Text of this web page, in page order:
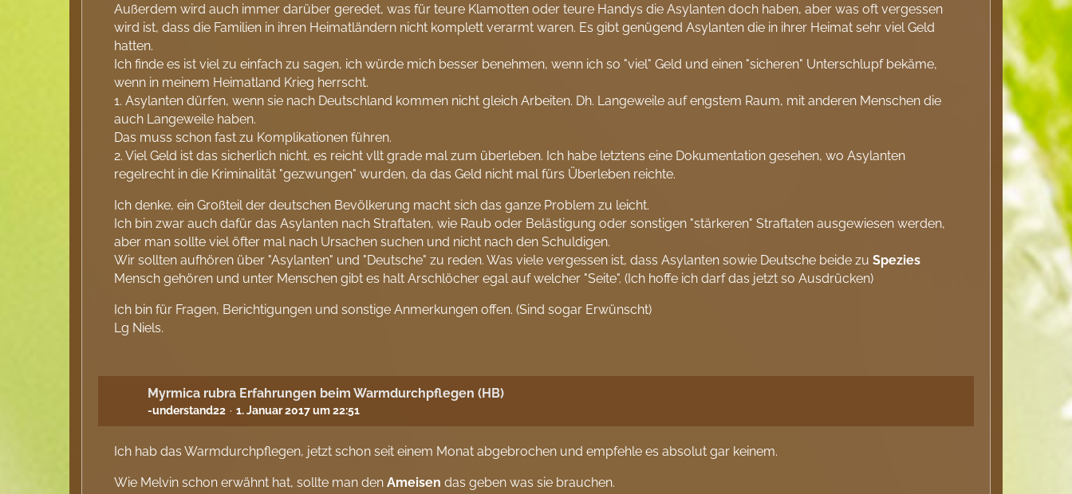
Außerdem wird auch immer darüber geredet, was für teure Klamotten oder teure Handys die Asylanten doch haben, aber was oft vergessen
wird ist, dass die Familien in ihren Heimatländern nicht komplett verarmt waren. Es gibt genügend Asylanten die in ihrer Heimat sehr viel Geld
hatten.
Ich finde es ist viel zu einfach zu sagen, ich würde mich besser benehmen, wenn ich so "viel" Geld und einen "sicheren" Unterschlupf bekäme,
wenn in meinem Heimatland Krieg herrscht.
1. Asylanten dürfen, wenn sie nach Deutschland kommen nicht gleich Arbeiten. Dh. Langeweile auf engstem Raum, mit anderen Menschen die
auch Langeweile haben.
Das muss schon fast zu Komplikationen führen.
2. Viel Geld ist das sicherlich nicht, es reicht vllt grade mal zum überleben. Ich habe letztens eine Dokumentation gesehen, wo Asylanten
regelrecht in die Kriminalität "gezwungen" wurden, da das Geld nicht mal fürs Überleben reichte.
Ich denke, ein Großteil der deutschen Bevölkerung macht sich das ganze Problem zu leicht.
Ich bin zwar auch dafür das Asylanten nach Straftaten, wie Raub oder Belästigung oder sonstigen "stärkeren" Straftaten ausgewiesen werden,
aber man sollte viel öfter mal nach Ursachen suchen und nicht nach den Schuldigen.
Wir sollten aufhören über "Asylanten" und "Deutsche" zu reden. Was viele vergessen ist, dass Asylanten sowie Deutsche beide zuSpezies
Mensch gehören und unter Menschen gibt es halt Arschlöcher egal auf welcher "Seite". (Ich hoffe ich darf das jetzt so Ausdrücken)
Ich bin für Fragen, Berichtigungen und sonstige Anmerkungen offen. (Sind sogar Erwünscht)
Lg Niels.
Myrmica rubra Erfahrungen beim Warmdurchpflegen (HB)
-understand22 1. Januar 2017 um 22:51
Ich hab das Warmdurchpflegen, jetzt schon seit einem Monat abgebrochen und empfehle es absolut gar keinem.
Wie Melvin schon erwähnt hat, sollte man denAmeisen das geben was sie brauchen.